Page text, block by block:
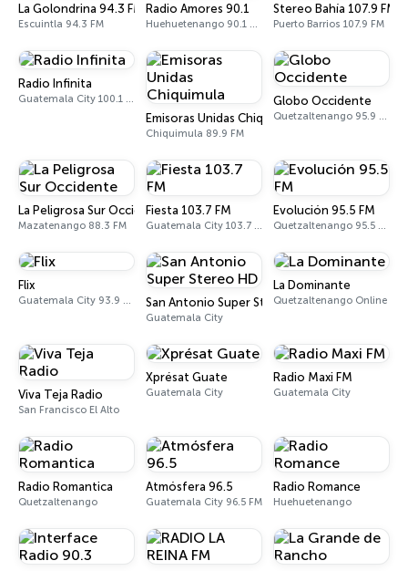
La Golondrina 94.3 FM
Escuintla 94.3 FM
Radio Amores 90.1
Huehuetenango 90.1 FM
Stereo Bahía 107.9 FM
Puerto Barrios 107.9 FM
Radio Infinita
Guatemala City 100.1 FM
Emisoras Unidas Chiquimula
Chiquimula 89.9 FM
Globo Occidente
Quetzaltenango 95.9 FM
La Peligrosa Sur Occidente
Mazatenango 88.3 FM
Fiesta 103.7 FM
Guatemala City 103.7 FM
Evolución 95.5 FM
Quetzaltenango 95.5 FM
Flix
Guatemala City 93.9 FM San Antonio Super Stereo HD
Guatemala City
La Dominante
Quetzaltenango Online
Viva Teja Radio
San Francisco El Alto
Xprésat Guate
Guatemala City
Radio Maxi FM
Guatemala City
Radio Romantica
Quetzaltenango
Atmósfera 96.5
Guatemala City 96.5 FM
Radio Romance
Huehuetenango